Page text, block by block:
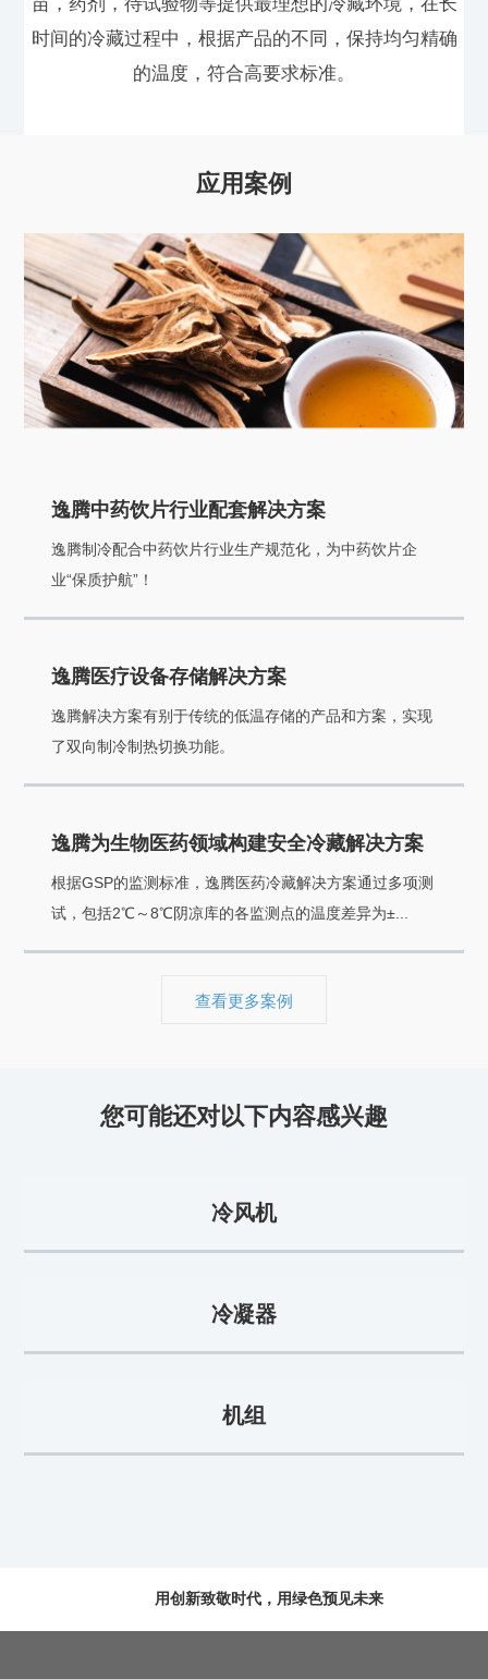
时间的冷藏过程中，根据产品的不同，保持均匀精确
的温度，符合高要求标准。
应用案例
逸腾中药饮片行业配套解决方案
逸腾制冷配合中药饮片行业生产规范化，为中药饮片企
业“保质护航”！
逸腾医疗设备存储解决方案
逸腾解决方案有别于传统的低温存储的产品和方案，实现
了双向制冷制热切换功能。
逸腾为生物医药领域构建安全冷藏解决方案
根据GSP的监测标准，逸腾医药冷藏解决方案通过多项测
试，包括2℃～8℃阴凉库的各监测点的温度差异为±...
查看更多案例
您可能还对以下内容感兴趣
冷风机
冷凝器
机组
用创新致敬时代，用绿色预见未来